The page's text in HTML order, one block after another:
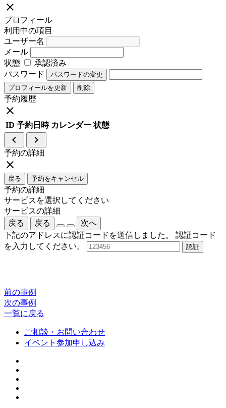
close
プロフィール
利用中の項目
ユーザー名
メール
状態
承認済み
パスワード
パスワードの変更
プロフィールを更新
削除
予約履歴
close
ID 予約日時 カレンダー 状態
navigate_before navigate_next
予約の詳細
close
戻る 予約をキャンセル
予約の詳細
サービスを選択してください
サービスの詳細
戻る
戻る
次へ
下記のアドレスに認証コードを送信しました。
認証コード
を入力してください。
認証
前の事例
次の事例
一覧に戻る
ご相談・お問い合わせ
イベント参加申し込み